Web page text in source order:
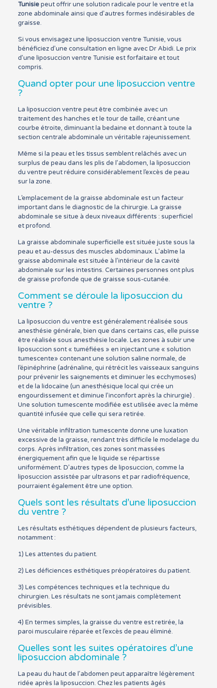
Tunisiepeut offrir une solution radicale pour le ventre et la
zone abdominale ainsi que d’autres formes indésirables de
graisse.
Si vous envisagez une liposuccion ventre Tunisie, vous
bénéficiez d’une consultation en ligne avec Dr Abidi. Le prix
d’une liposuccion ventre Tunisie est forfaitaire et tout
compris.
Quand opter pour une liposuccion ventre
?
La liposuccion ventre peut être combinée avec un
traitement des hanches et le tour de taille, créant une
courbe étroite, diminuant la bedaine et donnant à toute la
section centrale abdominale un véritable rajeunissement.
Même si la peau et les tissus semblent relâchés avec un
surplus de peau dans les plis de l’abdomen, la liposuccion
du ventre peut réduire considérablement l’excès de peau
sur la zone.
L’emplacement de la graisse abdominale est un facteur
important dans le diagnostic de la chirurgie. La graisse
abdominale se situe à deux niveaux différents : superficiel
et profond.
La graisse abdominale superficielle est située juste sous la
peau et au-dessus des muscles abdominaux. L’abîme la
graisse abdominale est située à l’intérieur de la cavité
abdominale sur les intestins. Certaines personnes ont plus
de graisse profonde que de graisse sous-cutanée.
Comment se déroule la liposuccion du
ventre ?
La liposuccion du ventre est généralement réalisée sous
anesthésie générale, bien que dans certains cas, elle puisse
être réalisée sous anesthésie locale. Les zones à subir une
liposuccion sont « tuméfiées » en injectant une « solution
tumescente» contenant une solution saline normale, de
l’épinéphrine (adrénaline, qui rétrécit les vaisseaux sanguins
pour prévenir les saignements et diminuer les ecchymoses)
et de la lidocaïne (un anesthésique local qui crée un
engourdissement et diminue l’inconfort après la chirurgie) .
Une solution tumescente modifiée est utilisée avec la même
quantité infusée que celle qui sera retirée.
Une véritable infiltration tumescente donne une luxation
excessive de la graisse, rendant très difficile le modelage du
corps. Après infiltration, ces zones sont massées
énergiquement afin que le liquide se répartisse
uniformément. D’autres types de liposuccion, comme la
liposuccion assistée par ultrasons et par radiofréquence,
pourraient également être une option.
Quels sont les résultats d’une liposuccion
du ventre ?
Les résultats esthétiques dépendent de plusieurs facteurs,
notamment :
1) Les attentes du patient.
2) Les déficiences esthétiques préopératoires du patient.
3) Les compétences techniques et la technique du
chirurgien. Les résultats ne sont jamais complètement
prévisibles.
4) En termes simples, la graisse du ventre est retirée, la
paroi musculaire réparée et l’excès de peau éliminé.
Quelles sont les suites opératoires d’une
liposuccion abdominale ?
La peau du haut de l’abdomen peut apparaître légèrement
ridée après la liposuccion. Chez les patients âgés